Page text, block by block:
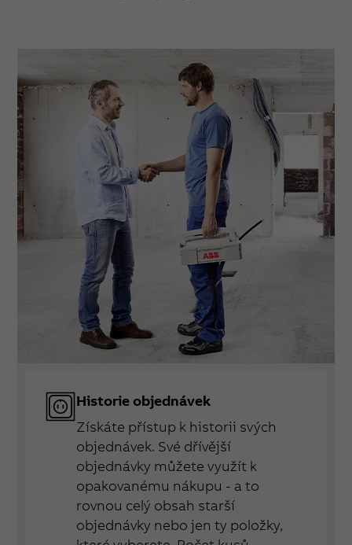
Historie objednávek
Získáte přístup k historii svých
objednávek. Své dřívější
objednávky můžete využít k
opakovanému nákupu - a to
rovnou celý obsah starší
objednávky nebo jen ty položky,